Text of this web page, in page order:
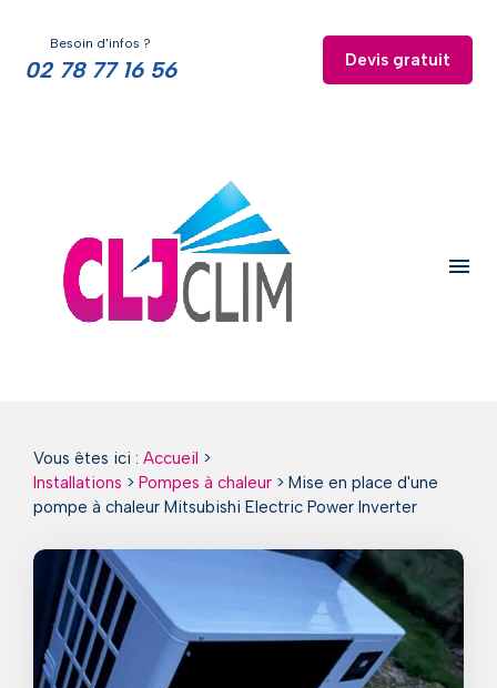
Besoin d'infos ?
02 78 77 16 56 Devis gratuit
menu
Vous êtes ici : Accueil >
Installations > Pompes à chaleur> Mise en place d'une
pompe à chaleur Mitsubishi Electric Power Inverter